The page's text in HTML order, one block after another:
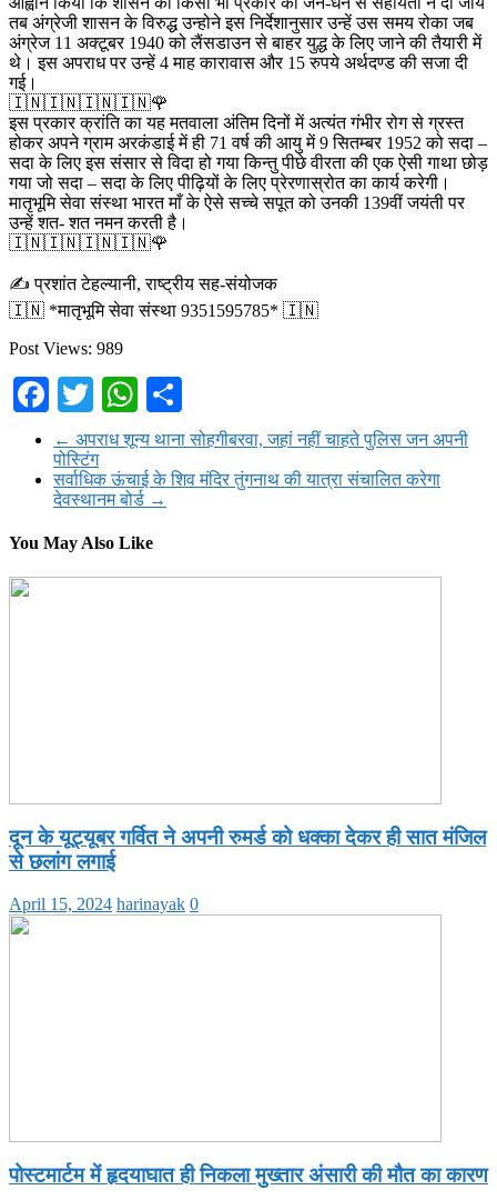
तब अंग्रेजी शासन के विरुद्ध उन्होने इस निर्देशानुसार उन्हें उस समय रोका जब
अंग्रेज 11 अक्टूबर 1940 को लैंसडाउन से बाहर युद्ध के लिए जाने की तैयारी में
थे। इस अपराध पर उन्हें 4 माह कारावास और 15 रुपये अर्थदण्ड की सजा दी
गई।
🇮🇳🇮🇳🇮🇳🇮🇳🌹
इस प्रकार क्रांति का यह मतवाला अंतिम दिनों में अत्यंत गंभीर रोग से ग्रस्त
होकर अपने ग्राम अरकंडाई में ही 71 वर्ष की आयु में 9 सितम्बर 1952 को सदा –
सदा के लिए इस संसार से विदा हो गया किन्तु पीछे वीरता की एक ऐसी गाथा छोड़
गया जो सदा – सदा के लिए पीढ़ियों के लिए प्रेरणास्रोत का कार्य करेगी।
मातृभूमि सेवा संस्था भारत माँ के ऐसे सच्चे सपूत को उनकी 139वीं जयंती पर
उन्हें शत- शत नमन करती है।
🇮🇳🇮🇳🇮🇳🇮🇳🌹
✍️ प्रशांत टेहल्यानी, राष्ट्रीय सह-संयोजक
🇮🇳 *मातृभूमि सेवा संस्था 9351595785* 🇮🇳
Post Views: 989
Facebook
TwitterWhatsApp
← अपराध शून्य थाना सोहगीबरवा, जहां नहीं चाहते पुलिस जन अपनी
पोस्टिंग
सर्वाधिक ऊंचाई के शिव मंदिर तुंगनाथ की यात्रा संचालित करेगा
देवस्थानम बोर्ड →
You May Also Like
दून के यूट्यूबर गर्वित ने अपनी रुमर्ड को धक्का देकर ही सात मंजिल
से छलांग लगाई
April 15, 2024 harinayak 0
पोस्टमार्टम में हृदयाघात ही निकला मुख्तार अंसारी की मौत का कारण